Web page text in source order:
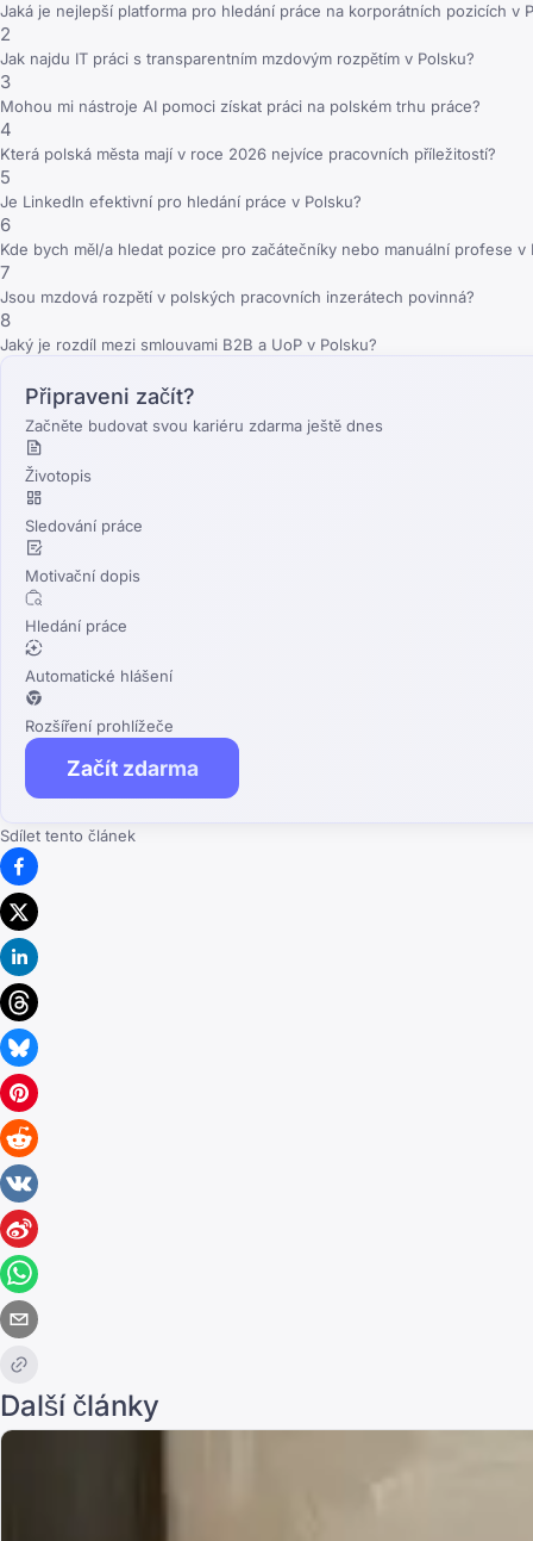
Jaká je nejlepší platforma pro hledání práce na korporátních pozicích v
2
Jak najdu IT práci s transparentním mzdovým rozpětím v Polsku?
3
Mohou mi nástroje AI pomoci získat práci na polském trhu práce?
4
Která polská města mají v roce 2026 nejvíce pracovních příležitostí?
5
Je LinkedIn efektivní pro hledání práce v Polsku?
6
Kde bych měl/a hledat pozice pro začátečníky nebo manuální profese v
7
Jsou mzdová rozpětí v polských pracovních inzerátech povinná?
8
Jaký je rozdíl mezi smlouvami B2B a UoP v Polsku?
Připraveni začít?
Začněte budovat svou kariéru zdarma ještě dnes
Životopis
Sledování práce
Motivační dopis
Hledání práce
Automatické hlášení
Rozšíření prohlížeče
Začít zdarma
Sdílet tento článek
Další články